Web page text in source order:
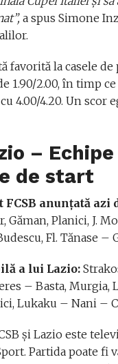
a spus Simone
favorită la casele de
1.90/2.00, în timp
4.00/4.20. Un scor
– Echipe
de start
FCSB anunțată azi
Găman, Planici, J.
Fl. Tănase –
a lui Lazio:
– Basta, Murgia,
Lukaku – Nani –
și Lazio este
Partida poate fi